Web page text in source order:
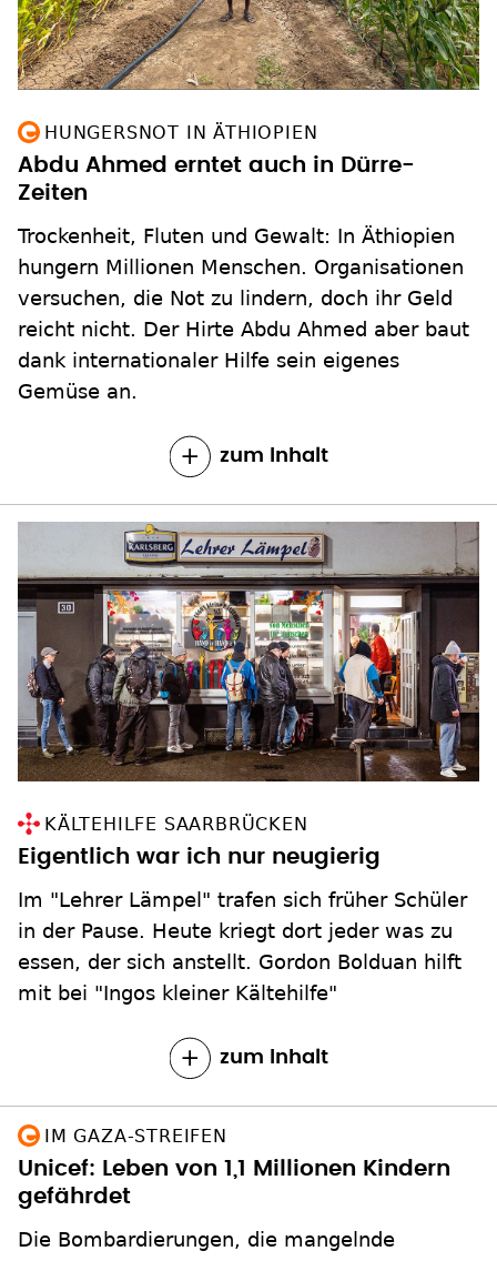
HUNGERSNOT IN ÄTHIOPIEN
Abdu Ahmed erntet auch in Dürre-
Zeiten
Trockenheit, Fluten und Gewalt: In Äthiopien
hungern Millionen Menschen. Organisationen
versuchen, die Not zu lindern, doch ihr Geld
reicht nicht. Der Hirte Abdu Ahmed aber baut
dank internationaler Hilfe sein eigenes
Gemüse an.
zum Inhalt
KÄLTEHILFE SAARBRÜCKEN
Eigentlich war ich nur neugierig
Im "Lehrer Lämpel" trafen sich früher Schüler
in der Pause. Heute kriegt dort jeder was zu
essen, der sich anstellt. Gordon Bolduan hilft
mit bei "Ingos kleiner Kältehilfe"
zum Inhalt
IM GAZA-STREIFEN
Unicef: Leben von 1,1 Millionen Kindern
gefährdet
Die Bombardierungen, die mangelnde